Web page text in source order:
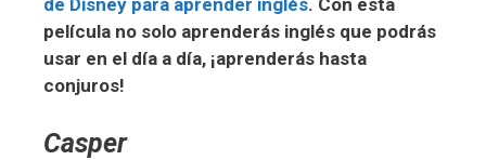
de Disney para aprender inglés. Con esta
película no solo aprenderás inglés que podrás
usar en el día a día, ¡aprenderás hasta
conjuros!
Casper